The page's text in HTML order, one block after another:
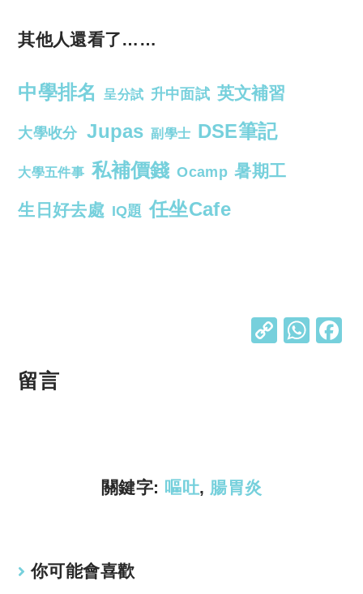
其他人還看了……
中學排名 呈分試 升中面試 英文補習
大學收分 Jupas 副學士 DSE筆記
大學五件事 私補價錢 Ocamp 暑期工
生日好去處 IQ題 任坐Cafe
C W
留言
關鍵字: 嘔吐, 腸胃炎
你可能會喜歡